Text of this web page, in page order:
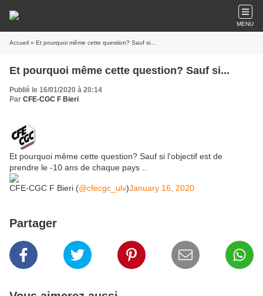
MENU
Accueil » Et pourquoi même cette question? Sauf si...
Et pourquoi même cette question? Sauf si...
Publié le 16/01/2020 à 20:14
Par CFE-CGC F Bieri
Et pourquoi même cette question? Sauf si l'objectif est de
prendre le -10 ans de chaque pays ..
CFE-CGC F Bieri (@cfecgc_ulv)January 16, 2020
Partager